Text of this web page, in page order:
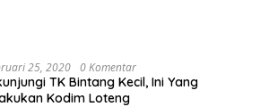
25, 2020 0 Komentar
TK Bintang Kecil, Ini Yang
Kodim Loteng